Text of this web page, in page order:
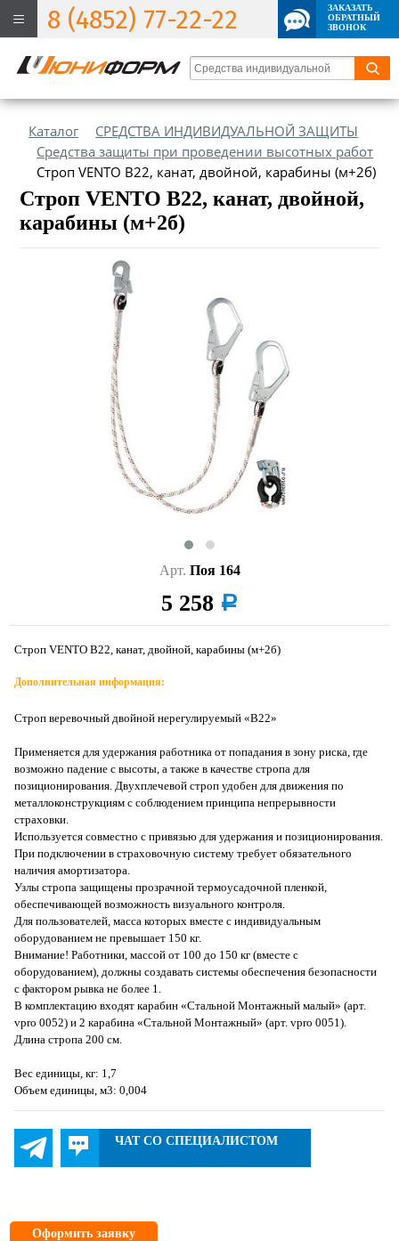
8 (4852) 77-22-22
ЗАКАЗАТЬ
ОБРАТНЫЙ
ЗВОНОК
Каталог
СРЕДСТВА ИНДИВИДУАЛЬНОЙ ЗАЩИТЫ
Средства защиты при проведении высотных работ
Строп VENTO В22, канат, двойной, карабины (м+2б)
Строп VENTO В22, канат, двойной,
карабины (м+2б)
Арт. Поя 164
5 258 a
Строп VENTO В22, канат, двойной, карабины (м+2б)
Дополнительная информация:
Строп веревочный двойной нерегулируемый «B22»
Применяется для удержания работника от попадания в зону риска, где
возможно падение с высоты, а также в качестве стропа для
позиционирования. Двухплечевой строп удобен для движения по
металлоконструкциям с соблюдением принципа непрерывности
страховки.
Используется совместно с привязью для удержания и позиционирования.
При подключении в страховочную систему требует обязательного
наличия амортизатора.
Узлы стропа защищены прозрачной термоусадочной пленкой,
обеспечивающей возможность визуального контроля.
Для пользователей, масса которых вместе с индивидуальным
оборудованием не превышает 150 кг.
Внимание! Работники, массой от 100 до 150 кг (вместе с
оборудованием), должны создавать системы обеспечения безопасности
с фактором рывка не более 1.
В комплектацию входят карабин «Стальной Монтажный малый» (арт.
vpro 0052) и 2 карабина «Стальной Монтажный» (арт. vpro 0051).
Длина стропа 200 см.
Вес единицы, кг: 1,7
Объем единицы, м3: 0,004
ЧАТ СО СПЕЦИАЛИСТОМ
Оформить заявку